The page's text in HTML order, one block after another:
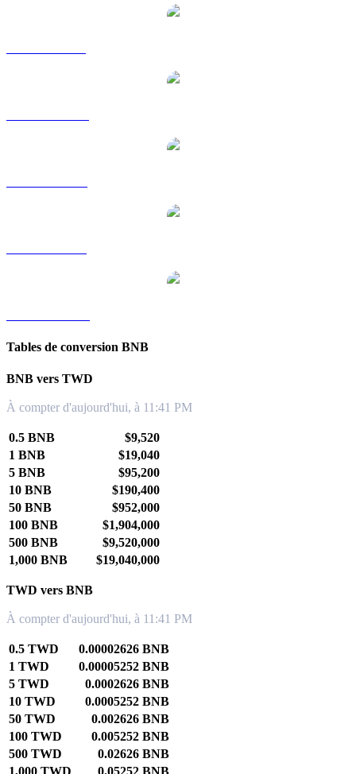
Tables de conversion BNB
BNB vers TWD
À compter d'aujourd'hui, à 11:41 PM
0.5 BNB
$9,520
1 BNB
$19,040
5 BNB
$95,200
10 BNB
$190,400
50 BNB
$952,000
100 BNB
$1,904,000
500 BNB
$9,520,000
1,000 BNB
$19,040,000
TWD vers BNB
À compter d'aujourd'hui, à 11:41 PM
0.5 TWD
0.00002626 BNB
1 TWD
0.00005252 BNB
5 TWD
0.0002626 BNB
10 TWD
0.0005252 BNB
50 TWD
0.002626 BNB
100 TWD
0.005252 BNB
500 TWD
0.02626 BNB